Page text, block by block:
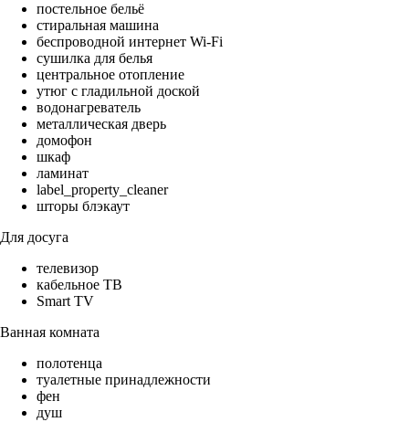
постельное бельё
стиральная машина
беспроводной интернет Wi-Fi
сушилка для белья
центральное отопление
утюг с гладильной доской
водонагреватель
металлическая дверь
домофон
шкаф
ламинат
label_property_cleaner
шторы блэкаут
Для досуга
телевизор
кабельное ТВ
Smart TV
Ванная комната
полотенца
туалетные принадлежности
фен
душ